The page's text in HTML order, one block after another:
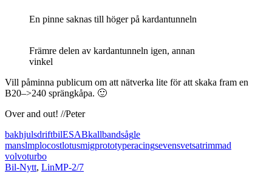
En pinne saknas till höger på kardantunneln
Främre delen av kardantunneln igen, annan
vinkel
Vill påminna publicum om att nätverka lite för att skaka fram en
B20–>240 sprängkåpa. 🙂
Over and out! //Peter
bakhjulsdriftbilESABkallbandsågle
manslmplocostlotusmigprototyperacingsevensvetsatrimmad
volvoturbo
Bil-Nytt, LinMP-2/7